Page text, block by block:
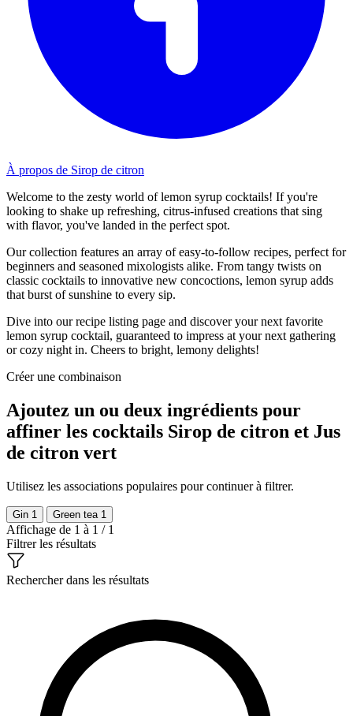
À propos de Sirop de citron
Welcome to the zesty world of lemon syrup cocktails! If you're
looking to shake up refreshing, citrus-infused creations that sing
with flavor, you've landed in the perfect spot.
Our collection features an array of easy-to-follow recipes, perfect for
beginners and seasoned mixologists alike. From tangy twists on
classic cocktails to innovative new concoctions, lemon syrup adds
that burst of sunshine to every sip.
Dive into our recipe listing page and discover your next favorite
lemon syrup cocktail, guaranteed to impress at your next gathering
or cozy night in. Cheers to bright, lemony delights!
Créer une combinaison
Ajoutez un ou deux ingrédients pour
affiner les cocktails Sirop de citron et Jus
de citron vert
Utilisez les associations populaires pour continuer à filtrer.
Gin 1 Green tea 1
Affichage de 1 à 1 / 1
Filtrer les résultats
Rechercher dans les résultats